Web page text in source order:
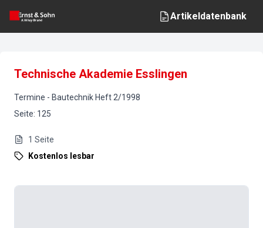
Artikeldatenbank
Technische Akademie Esslingen
Termine - Bautechnik Heft 2/1998
Seite: 125
1 Seite
Kostenlos lesbar